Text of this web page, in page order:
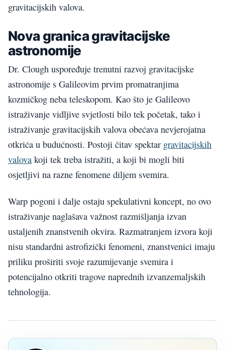
gravitacijskih valova.
Nova granica gravitacijske
astronomije
Dr. Clough uspoređuje trenutni razvoj gravitacijske
astronomije s Galileovim prvim promatranjima
kozmičkog neba teleskopom. Kao što je Galileovo
istraživanje vidljive svjetlosti bilo tek početak, tako i
istraživanje gravitacijskih valova obećava nevjerojatna
otkrića u budućnosti. Postoji čitav spektar gravitacijskih
valova koji tek treba istražiti, a koji bi mogli biti
osjetljivi na razne fenomene diljem svemira.
Warp pogoni i dalje ostaju spekulativni koncept, no ovo
istraživanje naglašava važnost razmišljanja izvan
ustaljenih znanstvenih okvira. Razmatranjem izvora koji
nisu standardni astrofizički fenomeni, znanstvenici imaju
priliku proširiti svoje razumijevanje svemira i
potencijalno otkriti tragove naprednih izvanzemaljskih
tehnologija.